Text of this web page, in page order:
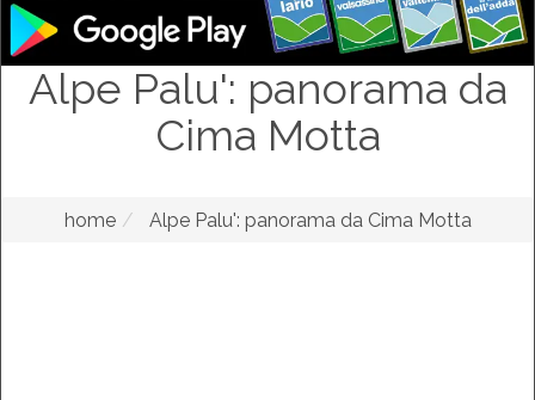
Alpe Palu': panorama da
Cima Motta
home Alpe Palu': panorama da Cima Motta